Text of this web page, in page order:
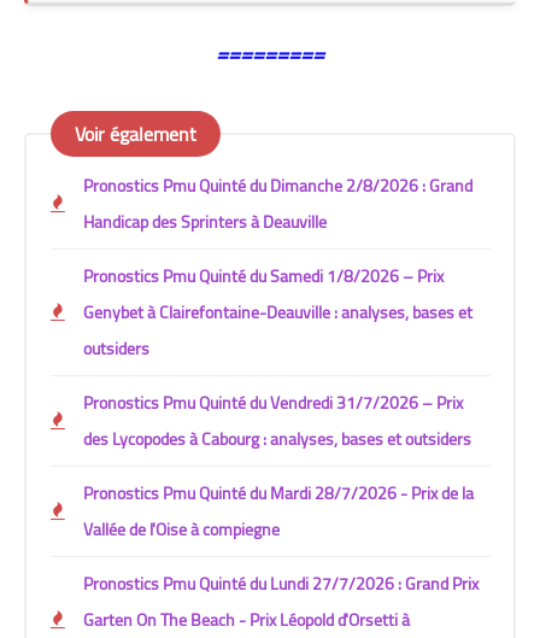
=========
Voir également
Pronostics Pmu Quinté du Dimanche 2/8/2026 : Grand
Handicap des Sprinters à Deauville
Pronostics Pmu Quinté du Samedi 1/8/2026 – Prix
Genybet à Clairefontaine-Deauville : analyses, bases et
outsiders
Pronostics Pmu Quinté du Vendredi 31/7/2026 – Prix
des Lycopodes à Cabourg : analyses, bases et outsiders
Pronostics Pmu Quinté du Mardi 28/7/2026 - Prix de la
Vallée de l'Oise à compiegne
Pronostics Pmu Quinté du Lundi 27/7/2026 : Grand Prix
Garten On The Beach - Prix Léopold d'Orsetti à